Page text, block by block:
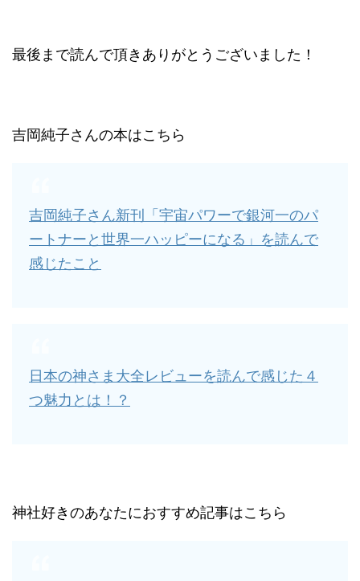
最後まで読んで頂きありがとうございました！
吉岡純子さんの本はこちら
吉岡純子さん新刊「宇宙パワーで銀河一のパ
ートナーと世界一ハッピーになる」を読んで
感じたこと
日本の神さま大全レビューを読んで感じた４
つ魅力とは！？
神社好きのあなたにおすすめ記事はこちら